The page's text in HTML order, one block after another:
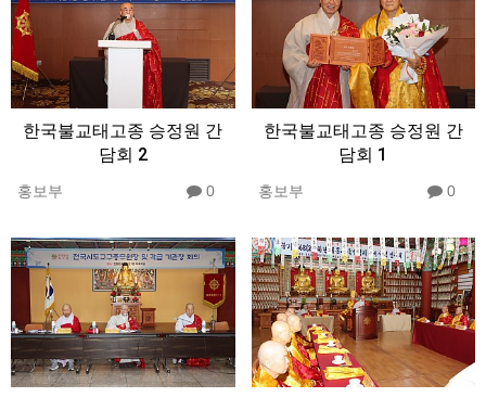
한국불교태고종 승정원 간
담회 2
홍보부 0
한국불교태고종 승정원 간
담회 1
홍보부 0